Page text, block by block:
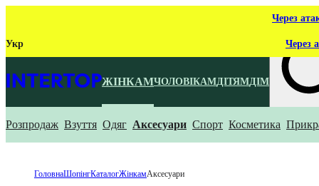
Через
Укр Через
ЖІНКАМЧОЛОВІКАМДІТЯМДІМ
Що ти
Розпродаж Взуття Одяг Аксесуари Спорт Косметика
ГоловнаШопінгКаталогЖінкамАксесуари